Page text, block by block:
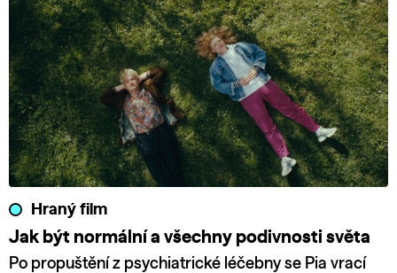
Hraný film
Jak být normální a všechny podivnosti světa
Po propuštění z psychiatrické léčebny se Pia vrací